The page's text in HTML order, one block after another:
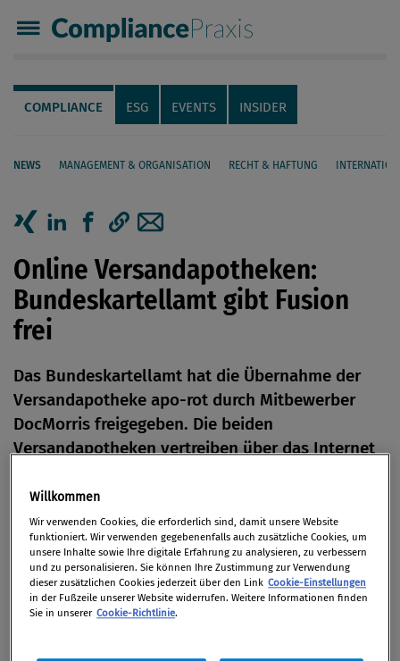
Compliance Praxis
Servicenavigation
Navigation
COMPLIANCE ESG EVENTS INSIDER
NEWS MANAGEMENT & ORGANISATION RECHT & HAFTUNG
Seiteninhalt
Artikel auf Xing teilen
Artikel auf linkedIn teilen
Online Versandapotheken:
Bundeskartellamt gibt Fusion
frei
Das Bundeskartellamt hat die Übernahme der
Versandapotheke apo-rot durch Mitbewerber
DocMorris freigegeben. Die beiden
Versandapotheken vertreiben über das Internet
rezeptpflichtige Medikamente in Deutschland.
VonRedaktion
18. Juli 2018
Willkommen
Wir verwenden Cookies, die erforderlich sind, damit unsere Website
funktioniert. Wir verwenden gegebenenfalls auch zusätzliche Cookies, um
unsere Inhalte sowie Ihre digitale Erfahrung zu analysieren, zu verbessern
und zu personalisieren. Sie können Ihre Zustimmung zur Verwendung
dieser zusätzlichen Cookies jederzeit über den Link Cookie-Einstellungen
in der Fußzeile unserer Website widerrufen. Weitere Informationen finden
Sie in unserer Cookie-Richtlinie.